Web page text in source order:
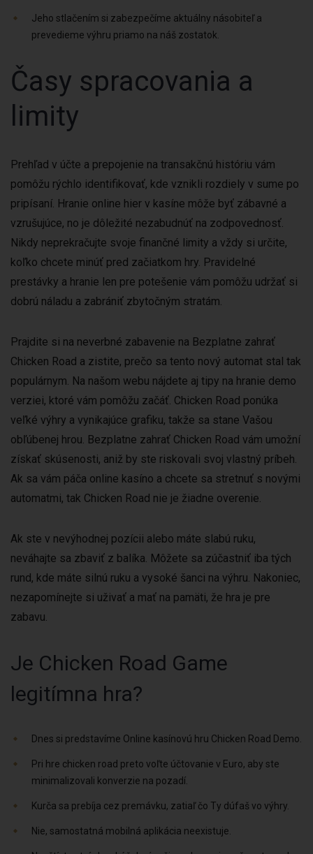
Jeho stlačením si zabezpečíme aktuálny násobiteľ a
prevedieme výhru priamo na náš zostatok.
Časy spracovania a
limity
Prehľad v účte a prepojenie na transakčnú históriu vám
pomôžu rýchlo identifikovať, kde vznikli rozdiely v sume po
pripísaní. Hranie online hier v kasíne môže byť zábavné a
vzrušujúce, no je dôležité nezabudnúť na zodpovednosť.
Nikdy neprekračujte svoje finančné limity a vždy si určite,
koľko chcete minúť pred začiatkom hry. Pravidelné
prestávky a hranie len pre potešenie vám pomôžu udržať si
dobrú náladu a zabrániť zbytočným stratám.
Prajdite si na neverbné zabavenie na Bezplatne zahrať
Chicken Road a zistite, prečo sa tento nový automat stal tak
populárnym. Na našom webu nájdete aj tipy na hranie demo
verziei, ktoré vám pomôžu začáť. Chicken Road ponúka
veľké výhry a vynikajúce grafiku, takže sa stane Vašou
obľúbenej hrou. Bezplatne zahrať Chicken Road vám umožní
získať skúsenosti, aniž by ste riskovali svoj vlastný príbeh.
Ak sa vám páča online kasíno a chcete sa stretnuť s novými
automatmi, tak Chicken Road nie je žiadne overenie.
Ak ste v nevýhodnej pozícii alebo máte slabú ruku,
neváhajte sa zbaviť z balíka. Môžete sa zúčastniť iba tých
rund, kde máte silnú ruku a vysoké šanci na výhru. Nakoniec,
nezapomínejte si uživať a mať na pamäti, že hra je pre
zabavu.
Je Chicken Road Game
legitímna hra?
Dnes si predstavíme Online kasínovú hru Chicken Road Demo.
Pri hre chicken road preto voľte účtovanie v Euro, aby ste
minimalizovali konverzie na pozadí.
Kurča sa prebíja cez premávku, zatiaľ čo Ty dúfaš vo výhry.
Nie, samostatná mobilná aplikácia neexistuje.